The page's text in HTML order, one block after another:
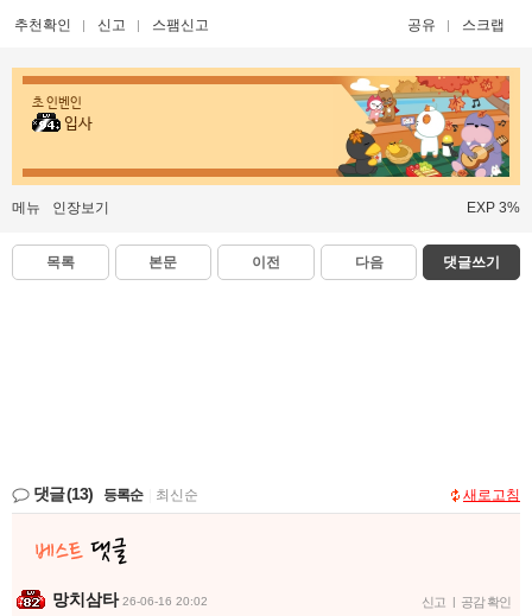
추천확인 신고 스팸신고 공유 스크랩
초 인벤인
입사
메뉴 인장보기 EXP 3%
목록 본문 이전 다음 댓글쓰기
댓글(13) 등록순 최신순 새로고침
망치삼타 26-06-16 20:02 신고 | 공감 확인